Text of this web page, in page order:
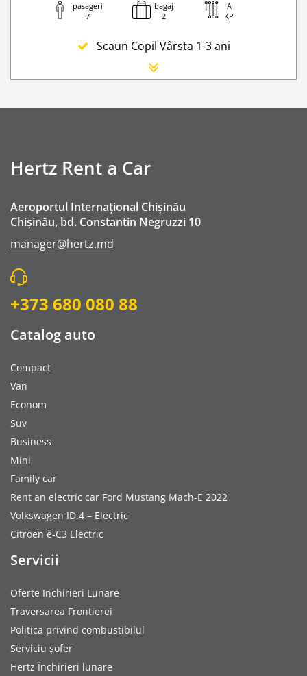
pasageri
7
bagaj
2
A
KP
Scaun Copil Vârsta 1-3 ani
Scaun Nou-nascut
Buster Scaun Copil -Scaun Booster
Traversarea frontierei Romania
Go Chisinau Airport Shuttle Bus Service And
Taxa spalatorie
Transfer Privat (sau „RMO Transfer”)
Hertz Rent a Car
Aeroportul Internațional Chișinău
Chișinău, bd. Constantin Negruzzi 10
manager@hertz.md
+373 680 080 88
Catalog auto
Compact
Van
Econom
Suv
Business
Mini
Family car
Rent an electric car Ford Mustang Mach-E 2022
Volkswagen ID.4 – Electric
Citroën ë-C3 Electric
Servicii
Oferte Inchirieri Lunare
Traversarea Frontierei
Politica privind combustibilul
Serviciu șofer
Hertz Închirieri lunare